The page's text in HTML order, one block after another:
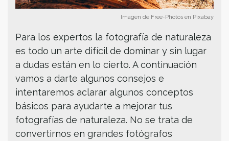
Imagen de Free-Photos en Pixabay
Para los expertos la fotografía de naturaleza
es todo un arte difícil de dominar y sin lugar
a dudas están en lo cierto. A continuación
vamos a darte algunos consejos e
intentaremos aclarar algunos conceptos
básicos para ayudarte a mejorar tus
fotografías de naturaleza. No se trata de
convertirnos en grandes fotógrafos